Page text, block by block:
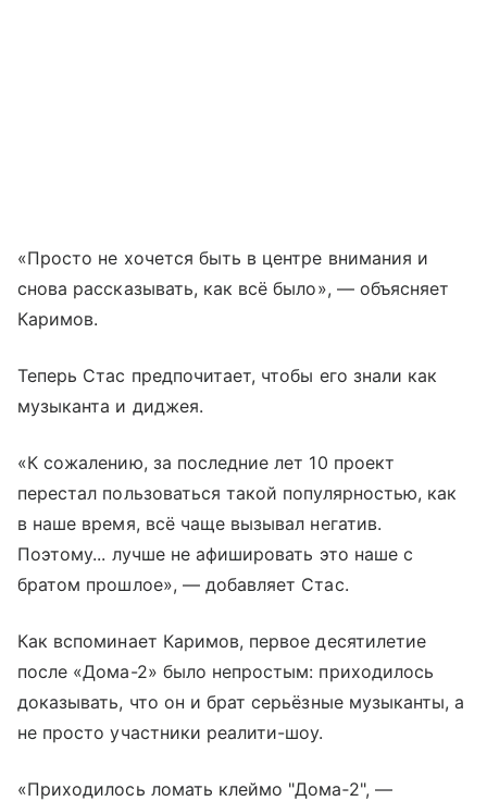
«Просто не хочется быть в центре внимания и
снова рассказывать, как всё было», — объясняет
Каримов.
Теперь Стас предпочитает, чтобы его знали как
музыканта и диджея.
«К сожалению, за последние лет 10 проект
перестал пользоваться такой популярностью, как
в наше время, всё чаще вызывал негатив.
Поэтому... лучше не афишировать это наше с
братом прошлое», — добавляет Стас.
Как вспоминает Каримов, первое десятилетие
после «Дома-2» было непростым: приходилось
доказывать, что он и брат серьёзные музыканты, а
не просто участники реалити-шоу.
«Приходилось ломать клеймо "Дома‑2", —